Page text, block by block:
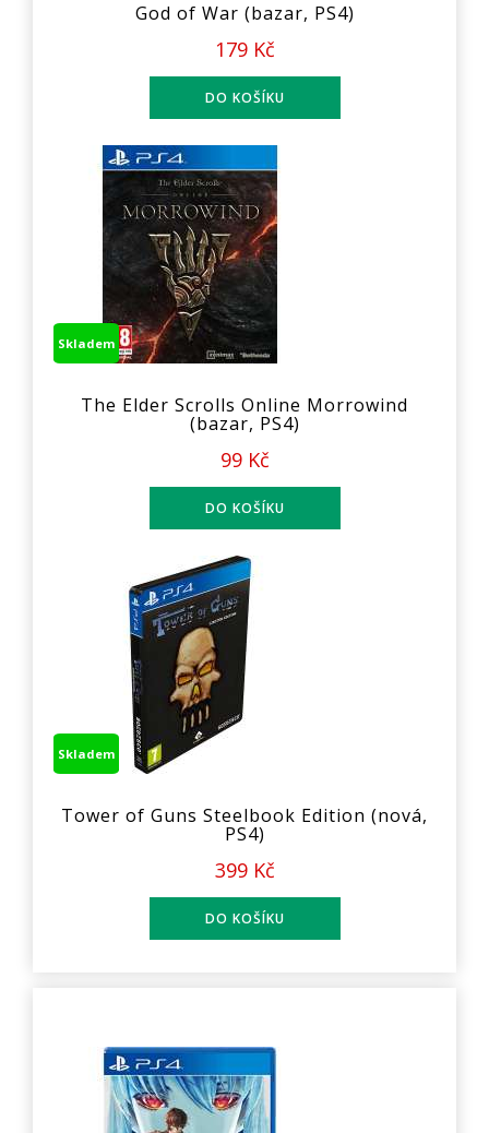
God of War (bazar, PS4)
179 Kč
Skladem
The Elder Scrolls Online Morrowind
(bazar, PS4)
99 Kč
Skladem
Tower of Guns Steelbook Edition (nová,
PS4)
399 Kč